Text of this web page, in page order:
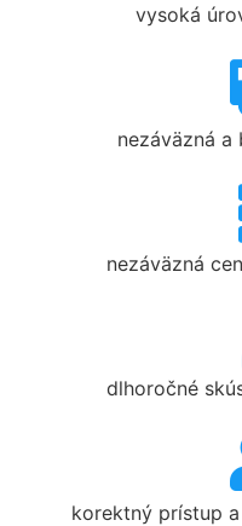
vysoká
nezáväzná a
nezáväzná
dlhoročné
korektný prístup